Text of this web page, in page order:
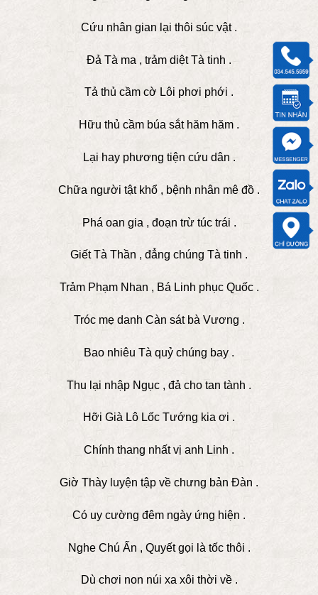
Cứu nhân gian lại thôi súc vật .
Đả Tà ma , trảm diệt Tà tinh .
Tả thủ cầm cờ Lôi phơi phới .
Hữu thủ cầm búa sắt hăm hăm .
Lại hay phương tiện cứu dân .
Chữa người tật khổ , bệnh nhân mê đồ .
Phá oan gia , đoạn trừ túc trái .
Giết Tà Thần , đẳng chúng Tà tinh .
Trảm Phạm Nhan , Bá Linh phục Quốc .
Tróc mẹ danh Càn sát bà Vương .
Bao nhiêu Tà quỷ chúng bay .
Thu lại nhập Ngục , đả cho tan tành .
Hỡi Già Lô Lốc Tướng kia ơi .
Chính thang nhất vị anh Linh .
Giờ Thày luyện tập về chưng bản Đàn .
Có uy cường đêm ngày ứng hiện .
Nghe Chú Ấn , Quyết gọi là tốc thôi .
Dù chơi non núi xa xôi thời về .